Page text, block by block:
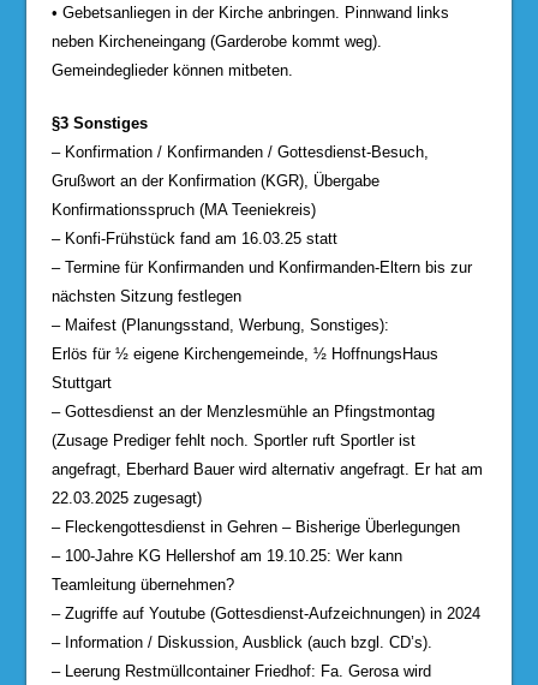
• Gebetsanliegen in der Kirche anbringen. Pinnwand links
neben Kircheneingang (Garderobe kommt weg).
Gemeindeglieder können mitbeten.
§3 Sonstiges
– Konfirmation / Konfirmanden / Gottesdienst-Besuch,
Grußwort an der Konfirmation (KGR), Übergabe
Konfirmationsspruch (MA Teeniekreis)
– Konfi-Frühstück fand am 16.03.25 statt
– Termine für Konfirmanden und Konfirmanden-Eltern bis zur
nächsten Sitzung festlegen
– Maifest (Planungsstand, Werbung, Sonstiges):
Erlös für ½ eigene Kirchengemeinde, ½ HoffnungsHaus
Stuttgart
– Gottesdienst an der Menzlesmühle an Pfingstmontag
(Zusage Prediger fehlt noch. Sportler ruft Sportler ist
angefragt, Eberhard Bauer wird alternativ angefragt. Er hat am
22.03.2025 zugesagt)
– Fleckengottesdienst in Gehren – Bisherige Überlegungen
– 100-Jahre KG Hellershof am 19.10.25: Wer kann
Teamleitung übernehmen?
– Zugriffe auf Youtube (Gottesdienst-Aufzeichnungen) in 2024
– Information / Diskussion, Ausblick (auch bzgl. CD’s).
– Leerung Restmüllcontainer Friedhof: Fa. Gerosa wird